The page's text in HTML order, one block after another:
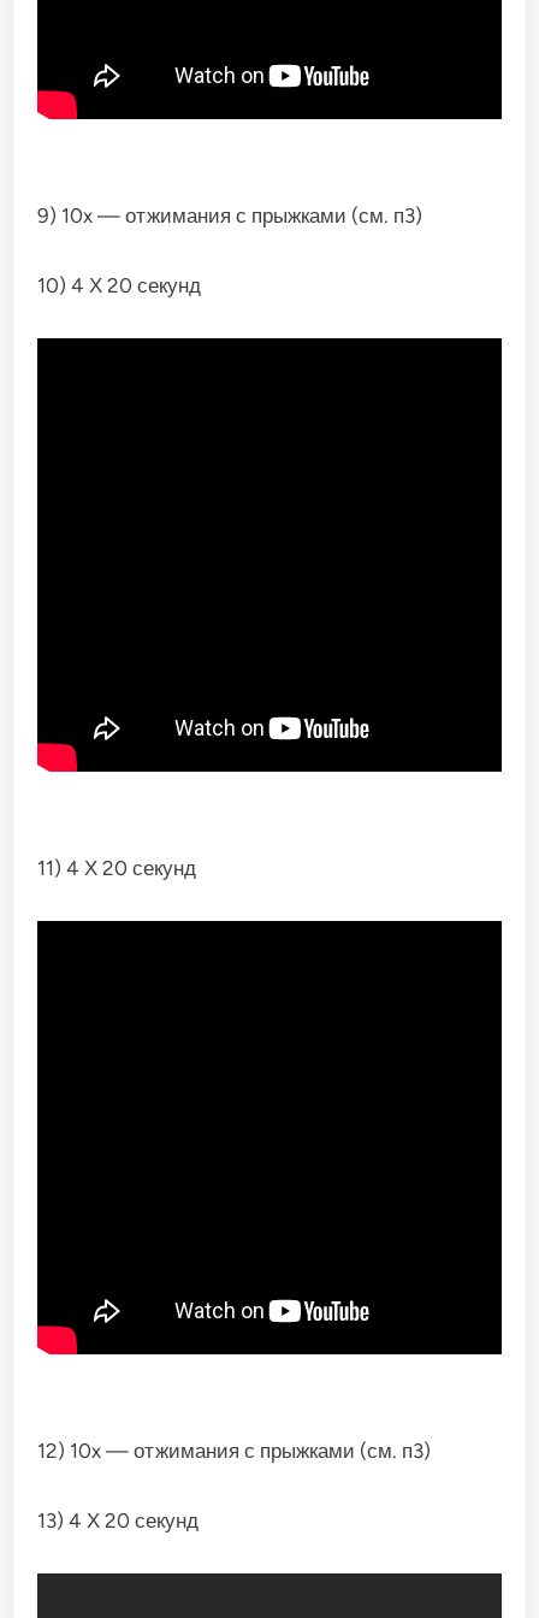
9) 10x — отжимания с прыжками (см. п3)
10) 4 Х 20 секунд
11) 4 Х 20 секунд
12) 10x — отжимания с прыжками (см. п3)
13) 4 Х 20 секунд